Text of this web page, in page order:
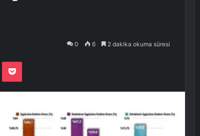
0 6 2 dakika okuma süresi
Pocket